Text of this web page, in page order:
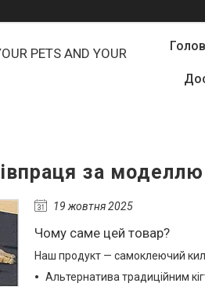
PETS AND YOUR
за
19 жовтня 2025
Чому саме цей товар?
Наш продукт — самоклеючий
Альтернатива традиційним